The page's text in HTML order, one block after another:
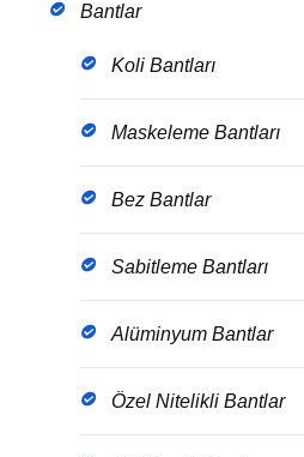
Bantlar
Koli Bantları
Maskeleme Bantları
Bez Bantlar
Sabitleme Bantları
Alüminyum Bantlar
Özel Nitelikli Bantlar